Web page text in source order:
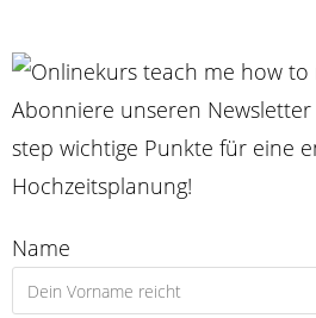
Abonniere unseren
step wichtige Punkte für eine
Hochzeitsplanung!
Name